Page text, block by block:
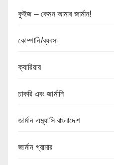
কুইজ – কেমন আমার জার্মান!
কোম্পানি/ব্যবসা
ক্যারিয়ার
চাকরি এবং জার্মানি
জার্মান এম্ব্যাসি বাংলাদেশ
জার্মান গ্রামার